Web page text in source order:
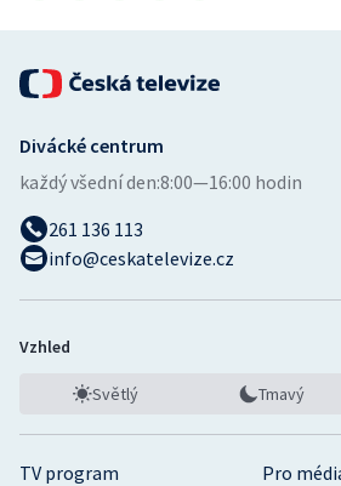
Volejbal
Ostatní
TV program
Pro
Divácké centrum
každý všední den:8:00—16:00 hodin
261 136 113
info@ceskatelevize.cz
Vzhled
Světlý Tmavý